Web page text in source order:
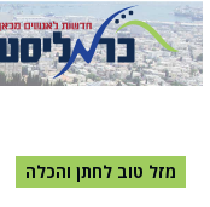
מזל טוב לחתן והכלה